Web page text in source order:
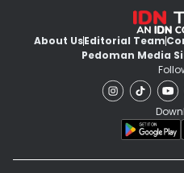
About UsEditorial Team
Pedoman Media